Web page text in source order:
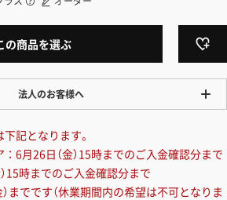
の商品を選ぶ
法人のお客様へ
一律の価格で販売しております。法人/個人
」も対応しています。
「請求書払い」の詳細はこちら
記となります。
6月26日（金）15時までのご入金確認分まで
15時までのご入金確認分まで
までです（休業期間内の希望は不可となりま